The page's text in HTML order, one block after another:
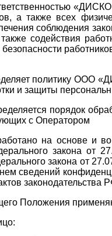
а также всех
соблюдения
содействия
политику ООО
и защиты
порядок
с Оператором
на основе и во
закона
закона от
сведений
законодательства
Положения